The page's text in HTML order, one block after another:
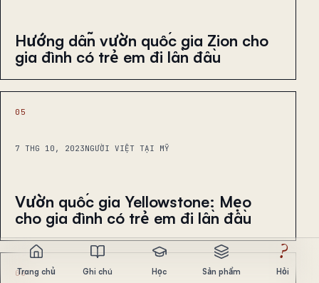
Hướng dẫn vườn quốc gia Zion cho
gia đình có trẻ em đi lần đầu
05
7 THG 10, 2023NGƯỜI VIỆT TẠI MỸ
Vườn quốc gia Yellowstone: Mẹo
cho gia đình có trẻ em đi lần đầu
06
Trang chủ Ghi chú Học Sản phẩm
?
Hỏi